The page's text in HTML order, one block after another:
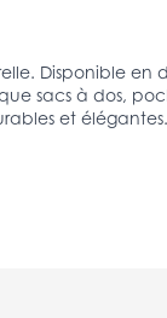
Disponible en
sacs à dos,
et élégantes.